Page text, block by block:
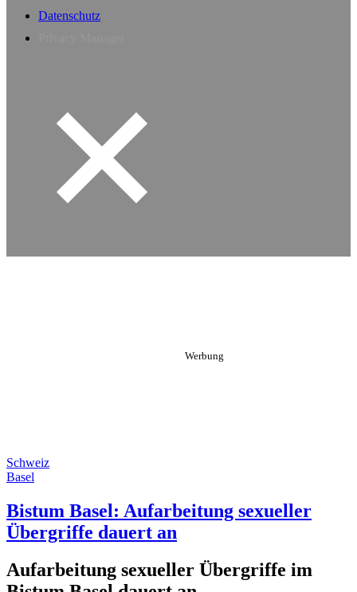
Datenschutz
Schweiz
Basel
Bistum Basel: Aufarbeitung sexueller
Übergriffe dauert an
Aufarbeitung sexueller Übergriffe im